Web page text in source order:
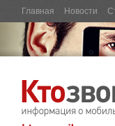
Главная Новости